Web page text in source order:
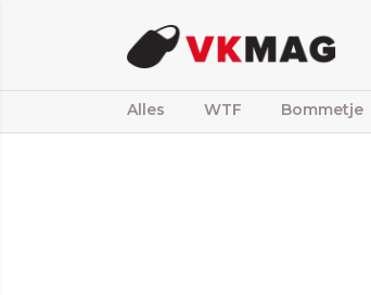
Alles WTF Bommetje